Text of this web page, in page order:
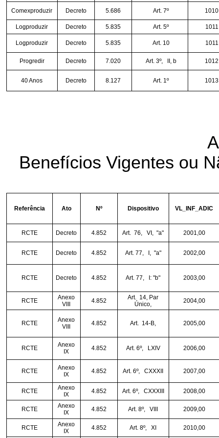
Comexproduzir Decreto 5.686 Art. 7º
Logproduzir Decreto 5.835 Art. 5º
Logproduzir Decreto 5.835 Art. 10
Progredir Decreto 7.020 Art. 3º, II, b
40 Anos Decreto 8.127 Art. 1º
Benefícios Vigentes ou
Referência Ato Nº Dispositivo VL_INF_ADIC
RCTE Decreto 4.852 Art. 76, VI, "a" 2001,00
RCTE Decreto 4.852 Art. 77, I, "a" 2002,00
RCTE Decreto 4.852 Art. 77, I: "b" 2003,00
RCTE
Anexo
VIII
4.852 Art. 14, Par
Único,
2004,00
RCTE
Anexo
VIII
4.852 Art. 14-B, 2005,00
RCTE
Anexo
IX
4.852 Art. 6º, LXIV 2006,00
RCTE
Anexo
IX
4.852 Art. 6º, CXXXII 2007,00
RCTE
Anexo
IX
4.852 Art. 6º, CXXXIII 2008,00
RCTE
Anexo
IX
4.852 Art. 8º, VIII 2009,00
RCTE
Anexo
IX
4.852 Art. 8º, XI 2010,00